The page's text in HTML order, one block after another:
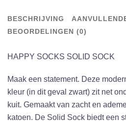
BESCHRIJVING
BEOORDELINGEN (0)
HAPPY SOCKS SOLID SOCK
Maak een statement. Deze
kleur (in dit geval zwart) zit net
kuit. Gemaakt van zacht en
katoen. De Solid Sock biedt een